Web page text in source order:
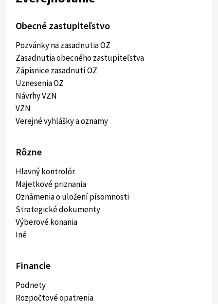
Obecné zastupiteľstvo
Pozvánky na zasadnutia OZ
Zasadnutia obecného zastupiteľstva
Zápisnice zasadnutí OZ
Uznesenia OZ
Návrhy VZN
VZN
Verejné vyhlášky a oznamy
Rôzne
Hlavný kontrolór
Majetkové priznania
Oznámenia o uložení písomnosti
Strategické dokumenty
Výberové konania
Iné
Financie
Podnety
Rozpočtové opatrenia